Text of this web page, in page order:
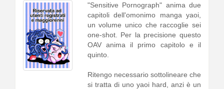
"Sensitive Pornograph" anima due
capitoli dell'omonimo manga yaoi,
un volume unico che raccoglie sei
one-shot. Per la precisione questo
OAV anima il primo capitolo e il
quinto.
Ritengo necessario sottolineare che
si tratta di uno yaoi hard, anzi è un